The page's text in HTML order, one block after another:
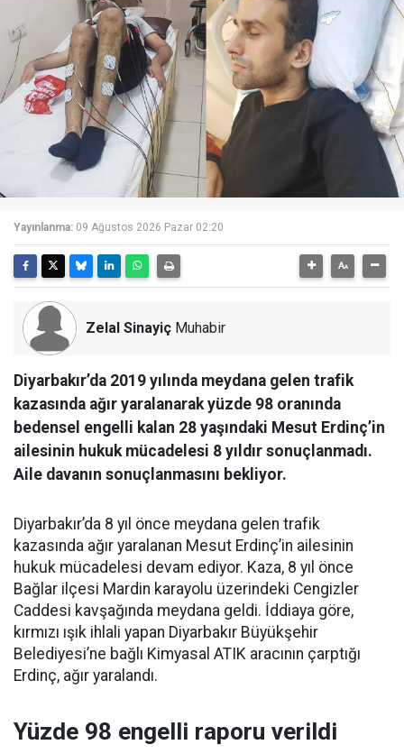
Yayınlanma: 09 Ağustos 2026 Pazar 02:20
Zelal Sinayiç Muhabir
Diyarbakır’da 2019 yılında meydana gelen trafik
kazasında ağır yaralanarak yüzde 98 oranında
bedensel engelli kalan 28 yaşındaki Mesut Erdinç’in
ailesinin hukuk mücadelesi 8 yıldır sonuçlanmadı.
Aile davanın sonuçlanmasını bekliyor.
Diyarbakır’da 8 yıl önce meydana gelen trafik
kazasında ağır yaralanan Mesut Erdinç’in ailesinin
hukuk mücadelesi devam ediyor. Kaza, 8 yıl önce
Bağlar ilçesi Mardin karayolu üzerindeki Cengizler
Caddesi kavşağında meydana geldi. İddiaya göre,
kırmızı ışık ihlali yapan Diyarbakır Büyükşehir
Belediyesi’ne bağlı Kimyasal ATIK aracının çarptığı
Erdinç, ağır yaralandı.
Yüzde 98 engelli raporu verildi